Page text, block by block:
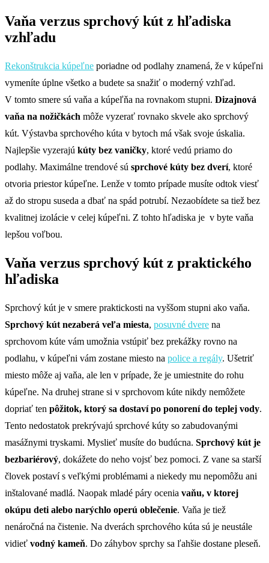
Vaňa verzus sprchový kút z hľadiska
vzhľadu
Rekonštrukcia kúpeľne poriadne od podlahy znamená, že v kúpeľni
vymeníte úplne všetko a budete sa snažiť o moderný vzhľad.
V tomto smere sú vaňa a kúpeľňa na rovnakom stupni. Dizajnová
vaňa na nožičkách môže vyzerať rovnako skvele ako sprchový
kút. Výstavba sprchového kúta v bytoch má však svoje úskalia.
Najlepšie vyzerajú kúty bez vaničky, ktoré vedú priamo do
podlahy. Maximálne trendové sú sprchové kúty bez dverí, ktoré
otvoria priestor kúpeľne. Lenže v tomto prípade musíte odtok viesť
až do stropu suseda a dbať na spád potrubí. Nezaobídete sa tiež bez
kvalitnej izolácie v celej kúpeľni. Z tohto hľadiska je v byte vaňa
lepšou voľbou.
Vaňa verzus sprchový kút z praktického
hľadiska
Sprchový kút je v smere praktickosti na vyššom stupni ako vaňa.
Sprchový kút nezaberá veľa miesta, posuvné dvere na
sprchovom kúte vám umožnia vstúpiť bez prekážky rovno na
podlahu, v kúpeľni vám zostane miesto na police a regály. Ušetriť
miesto môže aj vaňa, ale len v prípade, že je umiestnite do rohu
kúpeľne. Na druhej strane si v sprchovom kúte nikdy nemôžete
dopriať ten pôžitok, ktorý sa dostaví po ponorení do teplej vody.
Tento nedostatok prekrývajú sprchové kúty so zabudovanými
masážnymi tryskami. Myslieť musíte do budúcna. Sprchový kút je
bezbariérový, dokážete do neho vojsť bez pomoci. Z vane sa starší
človek postaví s veľkými problémami a niekedy mu nepomôžu ani
inštalované madlá. Naopak mladé páry ocenia vaňu, v ktorej
okúpu deti alebo narýchlo operú oblečenie. Vaňa je tiež
nenáročná na čistenie. Na dverách sprchového kúta sú je neustále
vidieť vodný kameň. Do záhybov sprchy sa ľahšie dostane pleseň.